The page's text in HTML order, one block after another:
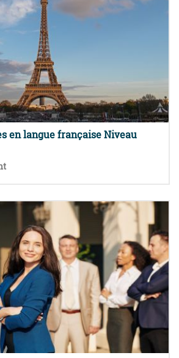
en langue française Niveau